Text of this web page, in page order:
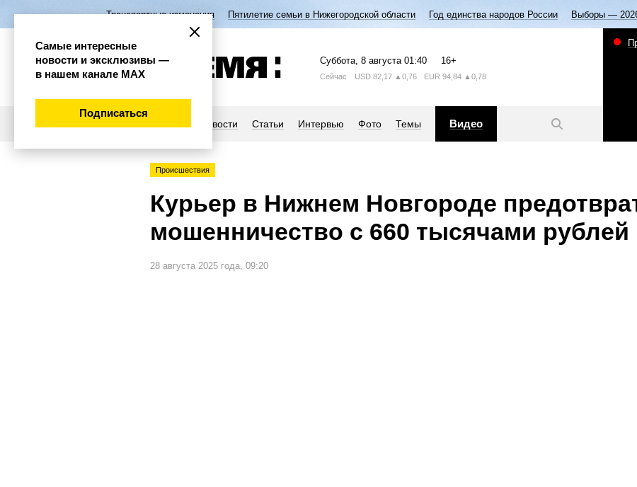
Транспортные изменения Пятилетие семьи в Нижегородской области Год единства народов России Выборы —
Суббота, 8 августа 01:40 16+
Сейчас USD 82,17 ▲0,76 EUR 94,84 ▲0,78
Новости Статьи Интервью Фото Темы Видео
Происшествия
Курьер в Нижнем Новгороде
мошенничество с 660 тысячами рублей
28 августа 2025 года, 09:20
Самые интересные
новости и эксклюзивы —
в нашем канале МАХ
Подписаться